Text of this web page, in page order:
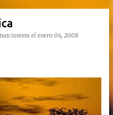
el enero 04, 2008